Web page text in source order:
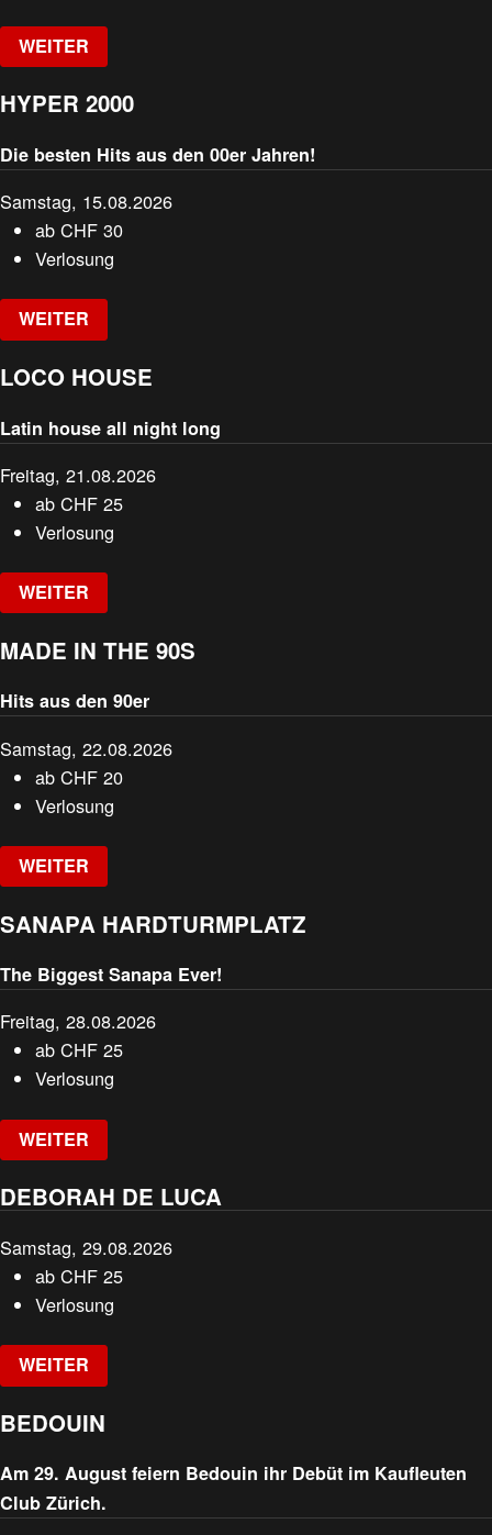
WEITER
HYPER 2000
Die besten Hits aus den 00er Jahren!
Samstag, 15.08.2026
abCHF 30
Verlosung
WEITER
LOCO HOUSE
Latin house all night long
Freitag, 21.08.2026
abCHF 25
Verlosung
WEITER
MADE IN THE 90S
Hits aus den 90er
Samstag, 22.08.2026
abCHF 20
Verlosung
WEITER
SANAPA HARDTURMPLATZ
The Biggest Sanapa Ever!
Freitag, 28.08.2026
abCHF 25
Verlosung
WEITER
DEBORAH DE LUCA
Samstag, 29.08.2026
abCHF 25
Verlosung
WEITER
BEDOUIN
Am 29. August feiern Bedouin ihr Debüt im Kaufleuten
Club Zürich.